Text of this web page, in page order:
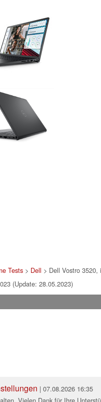
Tests > Dell > Dell Vostro 3520,
(Update: 28.05.2023)
| 07.08.2026 16:35